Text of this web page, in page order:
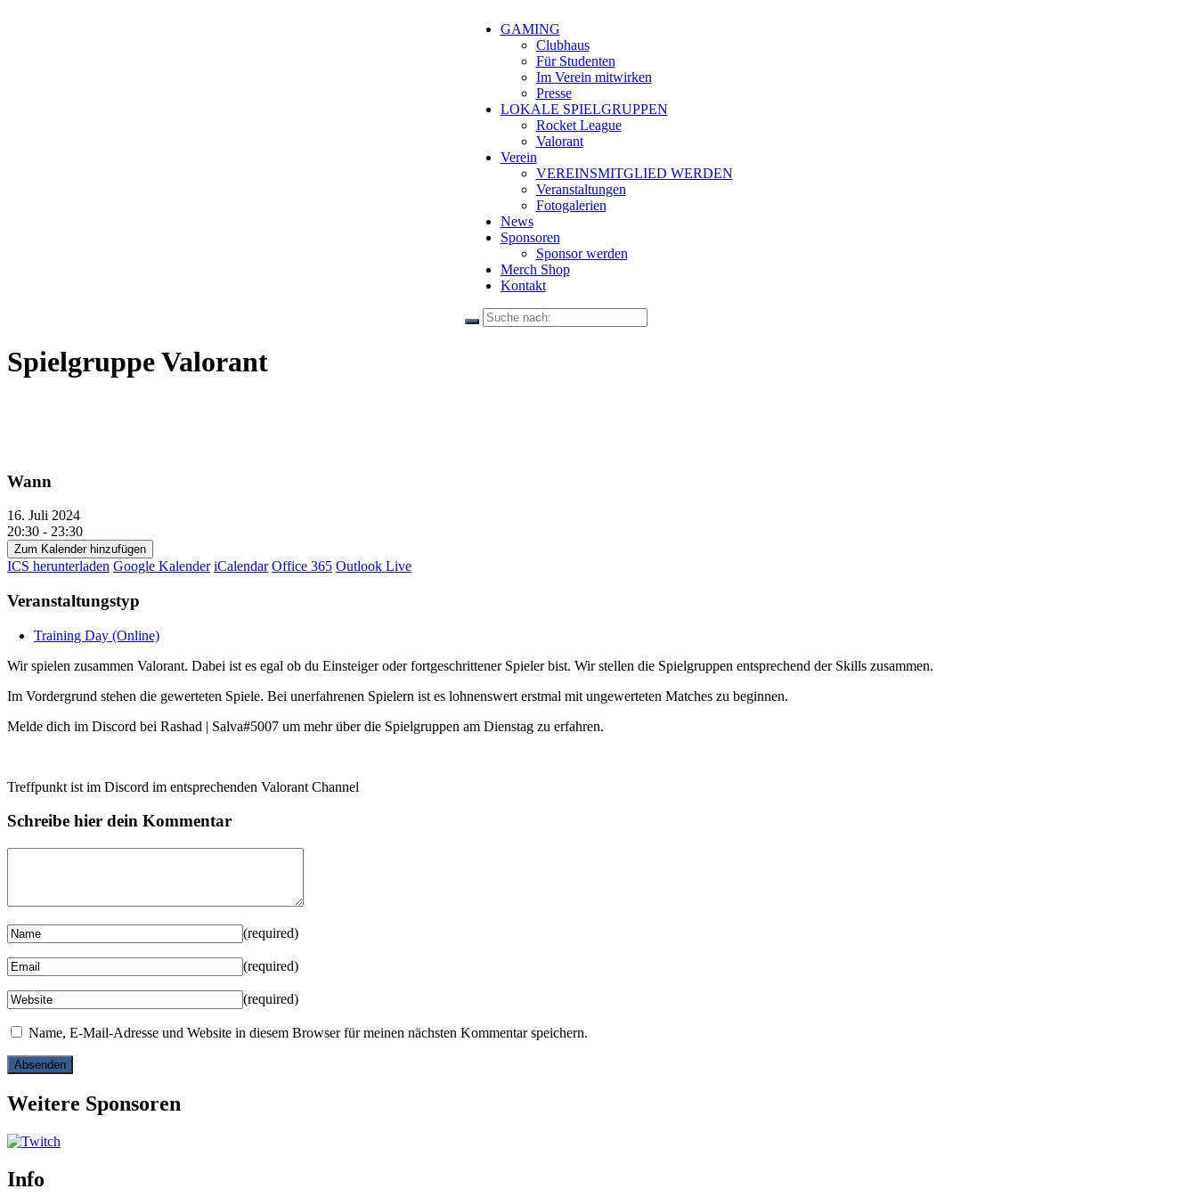
GAMING
Clubhaus
Für Studenten
Im Verein mitwirken
Presse
LOKALE SPIELGRUPPEN
Rocket League
Valorant
Verein
VEREINSMITGLIED WERDEN
Veranstaltungen
Fotogalerien
News
Sponsoren
Sponsor werden
Merch Shop
Kontakt
Spielgruppe Valorant
Wann
16. Juli 2024
20:30 - 23:30
Zum Kalender hinzufügen
ICS herunterladen Google Kalender iCalendar Office 365 Outlook Live
Veranstaltungstyp
Training Day (Online)
Wir spielen zusammen Valorant. Dabei ist es egal ob du Einsteiger oder fortgeschrittener Spieler bist. Wir stellen die Spielgruppen entsprechend der Skills zusammen.
Im Vordergrund stehen die gewerteten Spiele. Bei unerfahrenen Spielern ist es lohnenswert erstmal mit ungewerteten Matches zu beginnen.
Melde dich im Discord bei Rashad | Salva#5007 um mehr über die Spielgruppen am Dienstag zu erfahren.
Treffpunkt ist im Discord im entsprechenden Valorant Channel
Schreibe hier dein Kommentar
(required)
(required)
(required)
Name, E-Mail-Adresse und Website in diesem Browser für meinen nächsten Kommentar speichern.
Weitere Sponsoren
Info